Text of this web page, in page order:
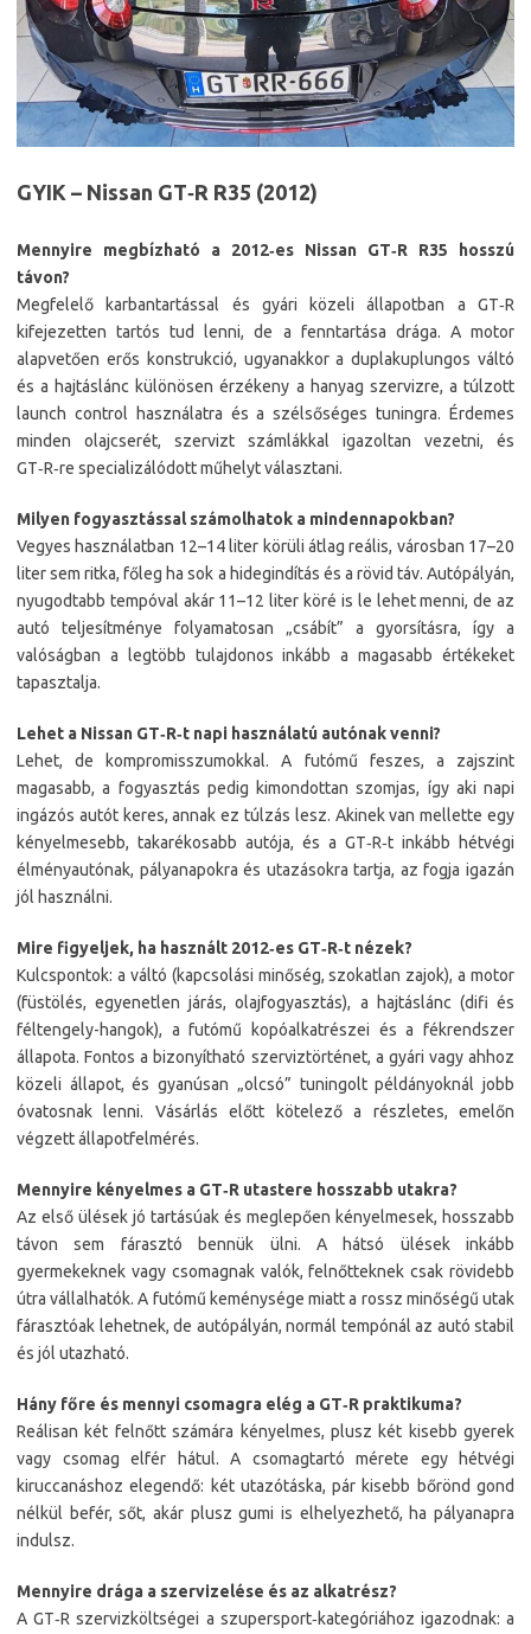
GYIK – Nissan GT‑R R35 (2012)
Mennyire megbízható a 2012‑es Nissan GT‑R R35 hosszú
távon?
Megfelelő karbantartással és gyári közeli állapotban a GT‑R
kifejezetten tartós tud lenni, de a fenntartása drága. A motor
alapvetően erős konstrukció, ugyanakkor a duplakuplungos váltó
és a hajtáslánc különösen érzékeny a hanyag szervizre, a túlzott
launch control használatra és a szélsőséges tuningra. Érdemes
minden olajcserét, szervizt számlákkal igazoltan vezetni, és
GT‑R‑re specializálódott műhelyt választani.
Milyen fogyasztással számolhatok a mindennapokban?
Vegyes használatban 12–14 liter körüli átlag reális, városban 17–20
liter sem ritka, főleg ha sok a hidegindítás és a rövid táv. Autópályán,
nyugodtabb tempóval akár 11–12 liter köré is le lehet menni, de az
autó teljesítménye folyamatosan „csábít” a gyorsításra, így a
valóságban a legtöbb tulajdonos inkább a magasabb értékeket
tapasztalja.
Lehet a Nissan GT‑R‑t napi használatú autónak venni?
Lehet, de kompromisszumokkal. A futómű feszes, a zajszint
magasabb, a fogyasztás pedig kimondottan szomjas, így aki napi
ingázós autót keres, annak ez túlzás lesz. Akinek van mellette egy
kényelmesebb, takarékosabb autója, és a GT‑R‑t inkább hétvégi
élményautónak, pályanapokra és utazásokra tartja, az fogja igazán
jól használni.
Mire figyeljek, ha használt 2012‑es GT‑R‑t nézek?
Kulcspontok: a váltó (kapcsolási minőség, szokatlan zajok), a motor
(füstölés, egyenetlen járás, olajfogyasztás), a hajtáslánc (difi és
féltengely-hangok), a futómű kopóalkatrészei és a fékrendszer
állapota. Fontos a bizonyítható szerviztörténet, a gyári vagy ahhoz
közeli állapot, és gyanúsan „olcsó” tuningolt példányoknál jobb
óvatosnak lenni. Vásárlás előtt kötelező a részletes, emelőn
végzett állapotfelmérés.
Mennyire kényelmes a GT‑R utastere hosszabb utakra?
Az első ülések jó tartásúak és meglepően kényelmesek, hosszabb
távon sem fárasztó bennük ülni. A hátsó ülések inkább
gyermekeknek vagy csomagnak valók, felnőtteknek csak rövidebb
útra vállalhatók. A futómű keménysége miatt a rossz minőségű utak
fárasztóak lehetnek, de autópályán, normál tempónál az autó stabil
és jól utazható.
Hány főre és mennyi csomagra elég a GT‑R praktikuma?
Reálisan két felnőtt számára kényelmes, plusz két kisebb gyerek
vagy csomag elfér hátul. A csomagtartó mérete egy hétvégi
kiruccanáshoz elegendő: két utazótáska, pár kisebb bőrönd gond
nélkül befér, sőt, akár plusz gumi is elhelyezhető, ha pályanapra
indulsz.
Mennyire drága a szervizelése és az alkatrész?
A GT‑R szervizköltségei a szupersport‑kategóriához igazodnak: a